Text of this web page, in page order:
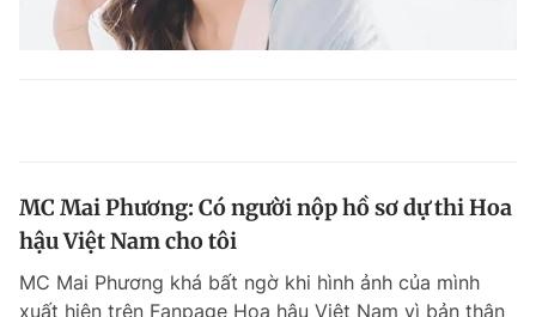
MC Mai Phương: Có người nộp hồ sơ dự thi Hoa
hậu Việt Nam cho tôi
MC Mai Phương khá bất ngờ khi hình ảnh của mình
xuất hiện trên Fanpage Hoa hậu Việt Nam vì bản thân